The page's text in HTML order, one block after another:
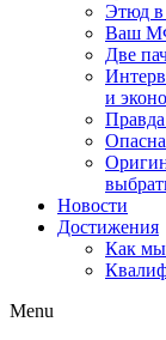
Этюд в
Ваш
Две
и
Новости
Достижения
Как мы
Menu